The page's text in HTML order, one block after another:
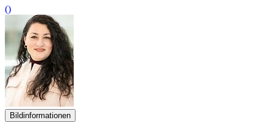
()
Bildinformationen